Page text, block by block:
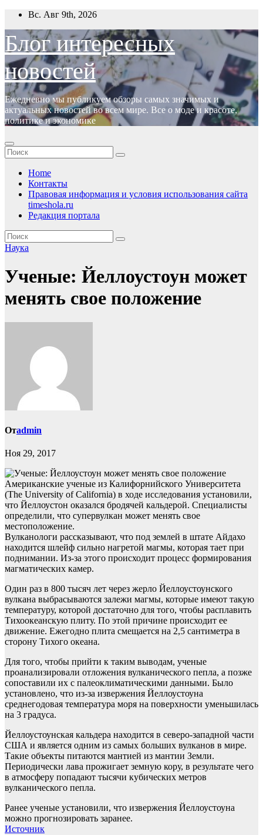
Перейти
содержимому
Вс. Авг 9th, 2026
Блог интересных
новостей
Ежедневно мы публикуем обзоры самых значимых и
актуальных новостей во всем мире. Все о моде и красоте,
политике и экономике
Home
Контакты
Правовая информация и условия использования сайта
timeshola.ru
Редакция портала
Наука
Ученые: Йеллоустоун может
менять свое положение
Отadmin
Ноя 29, 2017
Американские ученые из Калифорнийского Университета
(The University of California) в ходе исследования установили,
что Йеллоустон оказался бродячей кальдерой. Специалисты
определили, что супервулкан может менять свое
местоположение.
Вулканологи рассказывают, что под землей в штате Айдахо
находится шлейф сильно нагретой магмы, которая тает при
поднимании. Из-за этого происходит процесс формирования
магматических камер.
Один раз в 800 тысяч лет через жерло Йеллоустоунского
вулкана выбрасываются залежи магмы, которые имеют такую
температуру, которой достаточно для того, чтобы расплавить
Тихоокеанскую плиту. По этой причине происходит ее
движение. Ежегодно плита смещается на 2,5 сантиметра в
сторону Тихого океана.
Для того, чтобы прийти к таким выводам, ученые
проанализировали отложения вулканического пепла, а позже
сопоставили их с палеоклиматическими данными. Было
установлено, что из-за извержения Йеллоустоуна
среднегодовая температура моря на поверхности уменьшилась
на 3 градуса.
Йеллоустоунская кальдера находится в северо-западной части
США и является одним из самых больших вулканов в мире.
Такие объекты питаются мантией из мантии Земли.
Периодически лава прожигает земную кору, в результате чего
в атмосферу попадают тысячи кубических метров
вулканического пепла.
Ранее ученые установили, что извержения Йеллоустоуна
можно прогнозировать заранее.
Источник